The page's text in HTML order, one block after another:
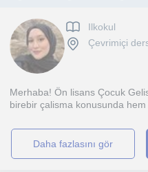
Ilkokul
Çevrimiçi
Merhaba! Ön lisans Çocuk
birebir çalisma konusunda
daha fazlasını gör